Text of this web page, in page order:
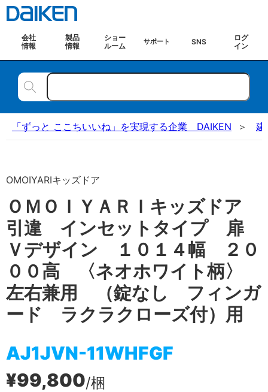
会社
情報
製品
情報
ショー
ルーム
サポート SNS
ログ
イン
「ずっと ここちいいね」を実現する企業 DAIKEN 建
OMOIYARIキッズドア
ＯＭＯＩＹＡＲＩキッズドア
引違 インセットタイプ 扉
Ｖデザイン １０１４幅 ２０
００高 〈ネオホワイト柄〉
左右兼用 （錠なし フィンガ
ード ラクラクローズ付）用
AJ1JVN-11WHFGF
¥99,800/梱